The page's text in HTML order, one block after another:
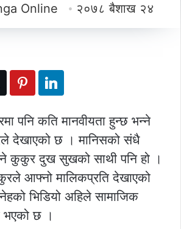
Online २०७८ बैशाख २४
पनि कति मानवीयता हुन्छ भन्ने
देखाएको छ । मानिसको संधै
कुकुर दुख सुखको साथी पनि हो ।
आफ्नो मालिकप्रति देखाएको
भिडियो अहिले सामाजिक
भएको छ ।